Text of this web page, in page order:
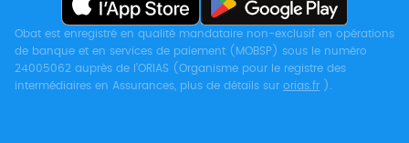
Obat est enregistré en qualité mandataire non-exclusif en opérations
de banque et en services de paiement (MOBSP) sous le numéro
24005062 auprès de l’ORIAS (Organisme pour le registre des
intermédiaires en Assurances, plus de détails sur orias.fr ).